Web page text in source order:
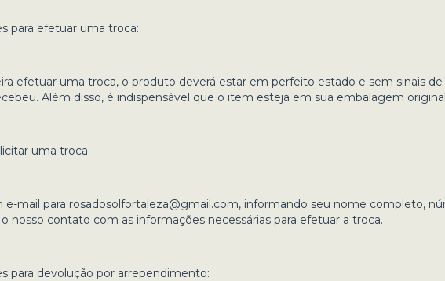
para efetuar uma troca:
efetuar uma troca, o produto deverá estar em perfeito estado e sem sinais
Além disso, é indispensável que o item esteja em sua embalagem
uma troca:
e-mail para rosadosolfortaleza@gmail.com, informando seu nome completo,
nosso contato com as informações necessárias para efetuar a troca.
para devolução por arrependimento: